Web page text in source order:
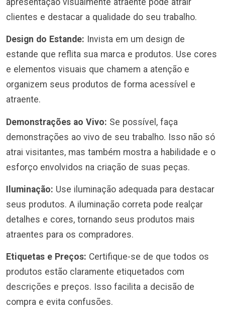
clientes e destacar a qualidade do seu trabalho.
Design do Estande: Invista em um design de
estande que reflita sua marca e produtos. Use cores
e elementos visuais que chamem a atenção e
organizem seus produtos de forma acessível e
atraente.
Demonstrações ao Vivo: Se possível, faça
demonstrações ao vivo de seu trabalho. Isso não só
atrai visitantes, mas também mostra a habilidade e o
esforço envolvidos na criação de suas peças.
Iluminação: Use iluminação adequada para destacar
seus produtos. A iluminação correta pode realçar
detalhes e cores, tornando seus produtos mais
atraentes para os compradores.
Etiquetas e Preços: Certifique-se de que todos os
produtos estão claramente etiquetados com
descrições e preços. Isso facilita a decisão de
compra e evita confusões.